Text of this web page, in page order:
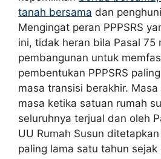
tanah bersama dan
Mengingat peran PPPSRS
ini, tidak heran bila Pasal 75
pembangunan untuk
pembentukan PPPSRS
masa transisi berakhir.
masa ketika satuan rumah
seluruhnya terjual dan oleh
UU Rumah Susun
paling lama satu tahun sejak